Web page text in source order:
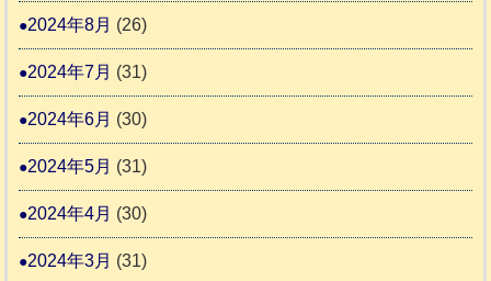
2024年8月 (26)
2024年7月 (31)
2024年6月 (30)
2024年5月 (31)
2024年4月 (30)
2024年3月 (31)